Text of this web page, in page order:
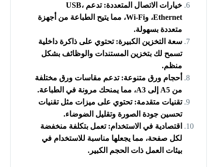
خيارات الاتصال المتعددة: تدعم USB،
Ethernet، وWi-Fi، مما يتيح الطباعة من أجهزة
متعددة بسهولة.
سعة التخزين الكبيرة: تحتوي على ذاكرة داخلية
تسمح لك بتخزين المستندات والوظائف بشكل
منظم.
أحجام ورق متنوعة: تدعم مقاسات ورق مختلفة
من A5 إلى A3، مما يمنحك مرونة في الطباعة.
تقنيات متقدمة: تحتوي على ميزات مثل تقنيات
تحسين جودة الصورة وتقليل الضوضاء.
اقتصادية في الاستخدام: تعمل بتكلفة منخفضة
لكل صفحة، مما يجعلها مناسبة للاستخدام في
بيئات العمل ذات الحجم الكبير.